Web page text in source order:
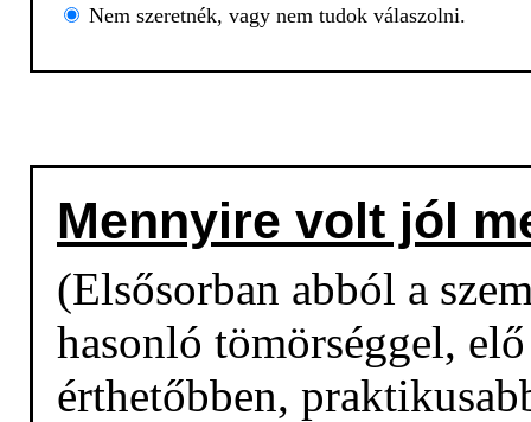
Nem szeretnék, vagy nem tudok válaszolni.
Mennyire volt jól
(Elsősorban abból a
hasonló tömörséggel,
érthetőbben,